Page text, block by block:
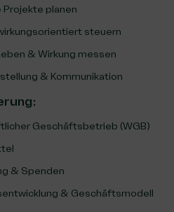
Projekte planen
steuern
& Wirkung messen
& Kommunikation
:
Geschäftsbetrieb (WGB)
& Spenden
& Geschäftsmodell